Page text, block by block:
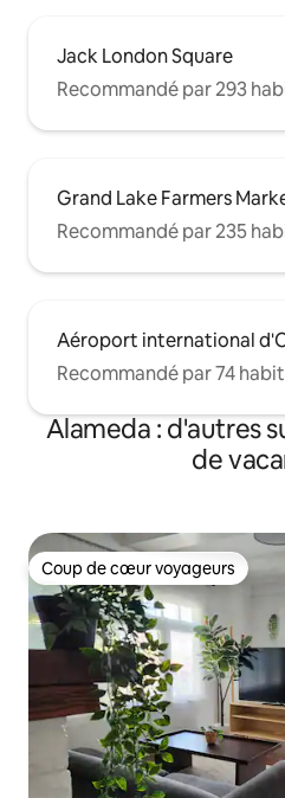
Jack London Square
Recommandé par 293
Grand Lake Farmers
Recommandé par 235
Aéroport international
Recommandé par 74
Alameda : d'autres
de
Coup de cœur voyageurs
Coup de cœur voyageurs